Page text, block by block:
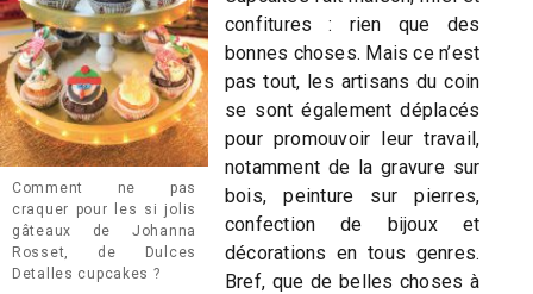
Comment ne pas
craquer pour les si jolis
gâteaux de Johanna
Rosset, de Dulces
Detalles cupcakes ?
confitures : rien que des
bonnes choses. Mais ce n’est
pas tout, les artisans du coin
se sont également déplacés
pour promouvoir leur travail,
notamment de la gravure sur
bois, peinture sur pierres,
confection de bijoux et
décorations en tous genres.
Bref, que de belles choses à